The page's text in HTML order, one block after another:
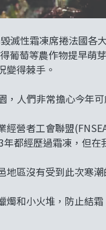
滅性霜凍席捲法國各
葡萄等農作物提早萌
變得棘手。
人們非常擔心今年
營者工會聯盟
都經歷過霜凍，但在
區沒有受到此次寒潮
和小火堆，防止結